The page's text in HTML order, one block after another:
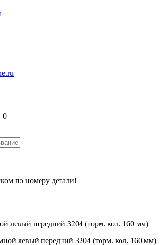
0
по номеру детали!
левый передний 3204 (торм. кол. 160 мм)